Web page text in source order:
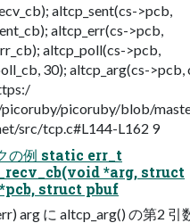
altcp_sent(cs->pcb,
altcp_err(cs->pcb,
altcp_poll(cs->pcb,
30); altcp_arg(cs->pcb,
picoruby/blob/
src/tcp.c#L144-L162 9
の例 static err_t
*arg, struct
struct pbuf
arg に altcp_arg() の第2 引